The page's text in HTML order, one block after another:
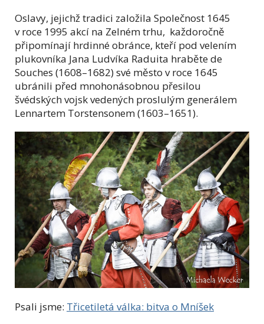
Oslavy, jejichž tradici založila Společnost 1645
v roce 1995 akcí na Zelném trhu, každoročně
připomínají hrdinné obránce, kteří pod velením
plukovníka Jana Ludvíka Raduita hraběte de
Souches (1608–1682) své město v roce 1645
ubránili před mnohonásobnou přesilou
švédských vojsk vedených proslulým generálem
Lennartem Torstensonem (1603–1651).
Psali jsme: Třicetiletá válka: bitva o Mníšek